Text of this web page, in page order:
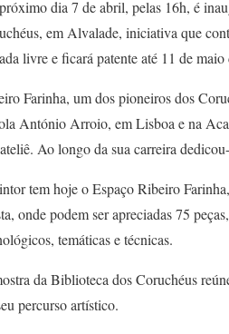
dia 7 de abril, pelas 16h, é
em Alvalade, iniciativa que
livre e ficará patente até 11 de maio
Farinha, um dos pioneiros dos
António Arroio, em Lisboa e na
Ao longo da sua carreira
tem hoje o Espaço Ribeiro
onde podem ser apreciadas 75
temáticas e técnicas.
da Biblioteca dos Coruchéus
percurso artístico.